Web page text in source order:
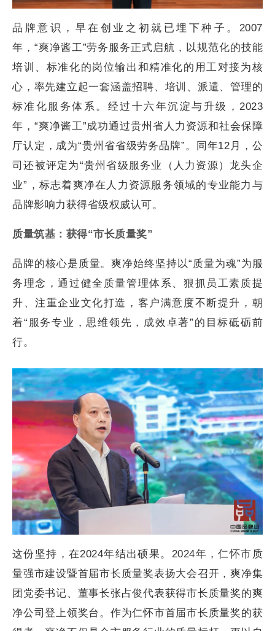
品牌意识，早在创业之初就已埋下种子。2007
年，“爽净酱工”劳务服务正式启航，以规范化的技能
培训、标准化的岗位输出和精准化的用工对接为核
心，率先建立起一套涵盖招聘、培训、派遣、管理的
标准化服务体系。经过十六年沉淀与升级，2023
年，“爽净酱工”成功通过贵州省人力资源和社会保障
厅认定，成为“贵州省省级劳务品牌”。同年12月，公
司还被评定为“贵州省级服务业（人力资源）龙头企
业”，标志着爽净在人力资源服务领域的专业能力与
品牌影响力获得省级权威认可。
质量筑基：获得“市长质量奖”
品牌的核心是质量。爽净始终坚持以“质量为魂”为服
务理念，通过健全质量管理体系、狠抓员工素质提
升、注重企业文化打造，客户满意度不断提升，朝
着“服务专业，思维领先，成效卓著”的目标砥砺前
行。
这份坚持，在2024年结出硕果。2024年，仁怀市质
量强市建设暨首届市长质量奖表扬大会召开，爽净集
团党委书记、董事长张占俊代表获得市长质量奖的爽
净公司登上领奖台。作为仁怀市首届市长质量奖的获